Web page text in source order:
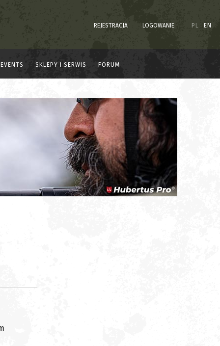
REJESTRACJA LOGOWANIE PL EN
EVENTS SKLEPY I SERWIS FORUM